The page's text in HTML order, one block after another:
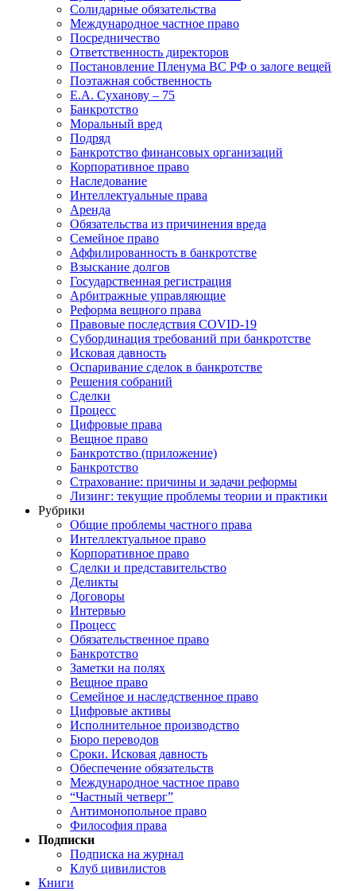
Солидарные обязательства
Международное частное право
Посредничество
Ответственность директоров
Постановление Пленума ВС РФ о залоге вещей
Поэтажная собственность
Е.А. Суханову – 75
Банкротство
Моральный вред
Подряд
Банкротство финансовых организаций
Корпоративное право
Наследование
Интеллектуальные права
Аренда
Обязательства из причинения вреда
Семейное право
Аффилированность в банкротстве
Взыскание долгов
Государственная регистрация
Арбитражные управляющие
Реформа вещного права
Правовые последствия COVID-19
Субординация требований при банкротстве
Исковая давность
Оспаривание сделок в банкротстве
Решения собраний
Сделки
Процесс
Цифровые права
Вещное право
Банкротство (приложение)
Банкротство
Страхование: причины и задачи реформы
Лизинг: текущие проблемы теории и практики
Рубрики
Общие проблемы частного права
Интеллектуальное право
Корпоративное право
Сделки и представительство
Деликты
Договоры
Интервью
Процесс
Обязательственное право
Банкротство
Заметки на полях
Вещное право
Семейное и наследственное право
Цифровые активы
Исполнительное производство
Бюро переводов
Сроки. Исковая давность
Обеспечение обязательств
Международное частное право
“Частный четверг”
Антимонопольное право
Философия права
Подписки
Подписка на журнал
Клуб цивилистов
Книги